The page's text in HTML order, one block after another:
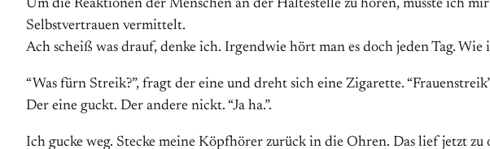
Um die Reaktionen der Menschen an der Haltestelle zu hören, müsste ich
Selbstvertrauen vermittelt.
Ach scheiß was drauf, denke ich. Irgendwie hört man es doch jeden Tag. Wie
“Was fürn Streik?”, fragt der eine und dreht sich eine Zigarette.
Der eine guckt. Der andere nickt. “Ja ha.”.
Ich gucke weg. Stecke meine Köpfhörer zurück in die Ohren. Das lief jetzt